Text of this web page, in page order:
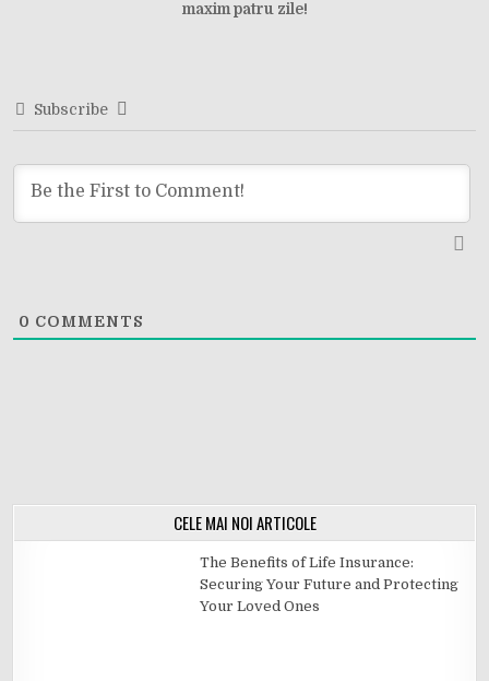
maxim patru zile!
Subscribe
0 COMMENTS
CELE MAI NOI ARTICOLE
The Benefits of Life Insurance:
Securing Your Future and Protecting
Your Loved Ones